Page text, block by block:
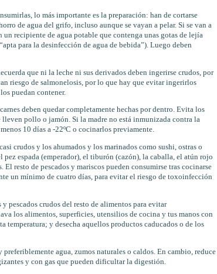
lo más importante es la preparación: han de cortarse
de agua del grifo, incluso aunque se vayan a pelar. Si se van a
recipiente de agua potable que contenga unas gotas de lejía
para la desinfección de agua de bebida”). Luego deben
que ni la leche ni sus derivados deben ingerirse crudos, por
riesgo de salmonelosis, por lo que hay que evitar ingerirlos
puedan contener.
deben quedar completamente hechas por dentro. Evita los
lleven pollo o jamón. Si la madre no está inmunizada contra la
10 días a -22ºC o cocinarlos previamente.
crudos y los ahumados y los marinados como sushi, ostras o
pez espada (emperador), el tiburón (cazón), la caballa, el atún rojo
resto de pescados y mariscos pueden consumirse tras cocinarse
un mínimo de cuatro días, para evitar el riesgo de toxoinfección
y pescados crudos del resto de alimentos para evitar
los alimentos, superficies, utensilios de cocina y tus manos con
temperatura; y desecha aquellos productos caducados o de los
agua, zumos naturales o caldos. En cambio, reduce
y con gas que pueden dificultar la digestión.